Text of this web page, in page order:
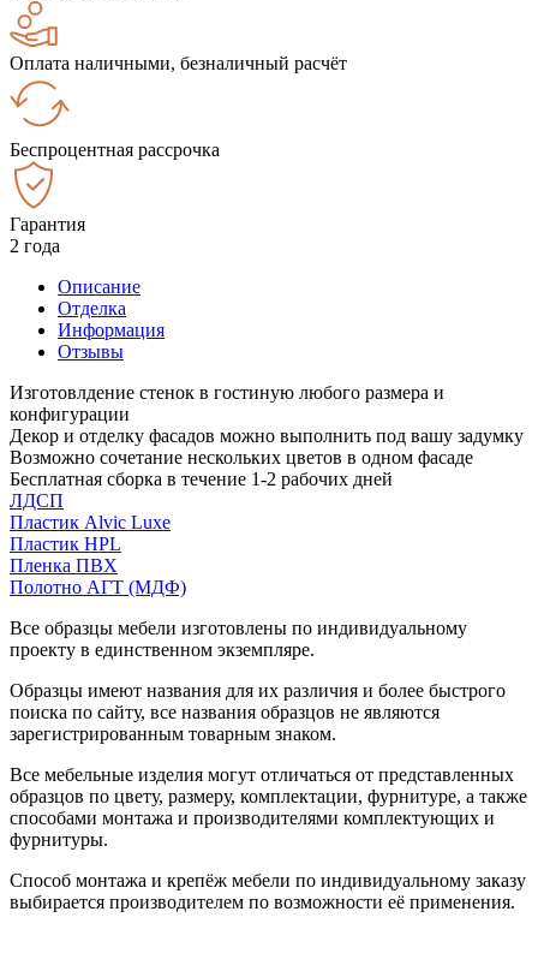
Оплата наличными, безналичный расчёт
Беспроцентная рассрочка
Гарантия
2 года
Описание
Отделка
Информация
Отзывы
Изготовлдение стенок в гостиную любого размера и
конфигурации
Декор и отделку фасадов можно выполнить под вашу задумку
Возможно сочетание нескольких цветов в одном фасаде
Бесплатная сборка в течение 1-2 рабочих дней
ЛДСП
Пластик Alvic Luxe
Пластик HPL
Пленка ПВХ
Полотно АГТ (МДФ)
Все образцы мебели изготовлены по индивидуальному
проекту в единственном экземпляре.
Образцы имеют названия для их различия и более быстрого
поиска по сайту, все названия образцов не являются
зарегистрированным товарным знаком.
Все мебельные изделия могут отличаться от представленных
образцов по цвету, размеру, комплектации, фурнитуре, а также
способами монтажа и производителями комплектующих и
фурнитуры.
Способ монтажа и крепёж мебели по индивидуальному заказу
выбирается производителем по возможности её применения.